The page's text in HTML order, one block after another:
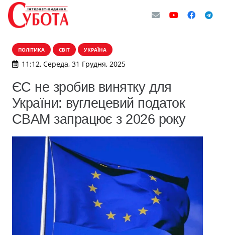
ПОЛІТИКА СВІТ УКРАЇНА
11:12, Середа, 31 Грудня, 2025
ЄС не зробив винятку для
України: вуглецевий податок
CBAM запрацює з 2026 року